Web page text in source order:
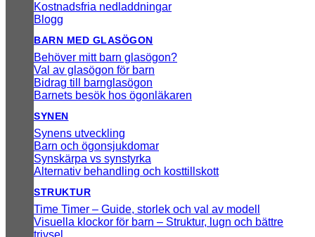
Kostnadsfria nedladdningar
Blogg
BARN MED GLASÖGON
Behöver mitt barn glasögon?
Val av glasögon för barn
Bidrag till barnglasögon
Barnets besök hos ögonläkaren
SYNEN
Synens utveckling
Barn och ögonsjukdomar
Synskärpa vs synstyrka
Alternativ behandling och kosttillskott
STRUKTUR
Time Timer – Guide, storlek och val av modell
Visuella klockor för barn – Struktur, lugn och bättre
trivsel